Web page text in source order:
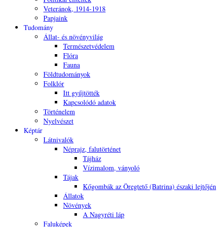
Veteránok, 1914-1918
Papjaink
Tudomány
Állat- és növényvilág
Természetvédelem
Flóra
Fauna
Földtudományok
Folklór
Itt gyűjtötték
Kapcsolódó adatok
Történelem
Nyelvészet
Képtár
Látnivalók
Néprajz, falutörténet
Tájház
Vízimalom, ványoló
Tájak
Kőgombák az Öregtető (Batrina) északi lejtőjén
Állatok
Növények
A Nagyréti láp
Faluképek